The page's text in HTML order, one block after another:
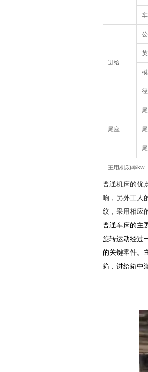
进给
尾座
主电机功率kw
普通机床的优
响，另外工人
纹，采用相应
普通车床的主
旋转运动经过
的关键零件。
箱，进给箱中